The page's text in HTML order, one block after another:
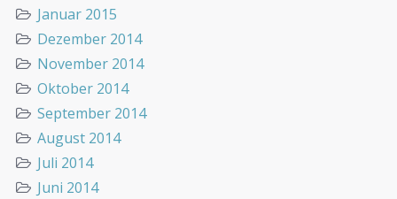
Januar 2015
Dezember 2014
November 2014
Oktober 2014
September 2014
August 2014
Juli 2014
Juni 2014